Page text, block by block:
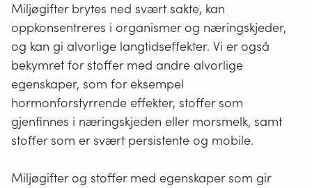
Miljøgifter brytes ned svært sakte, kan
oppkonsentreres i organismer og næringskjeder,
og kan gi alvorlige langtidseffekter. Vi er også
bekymret for stoffer med andre alvorlige
egenskaper, som for eksempel
hormonforstyrrende effekter, stoffer som
gjenfinnes i næringskjeden eller morsmelk, samt
stoffer som er svært persistente og mobile.
Miljøgifter og stoffer med egenskaper som gir